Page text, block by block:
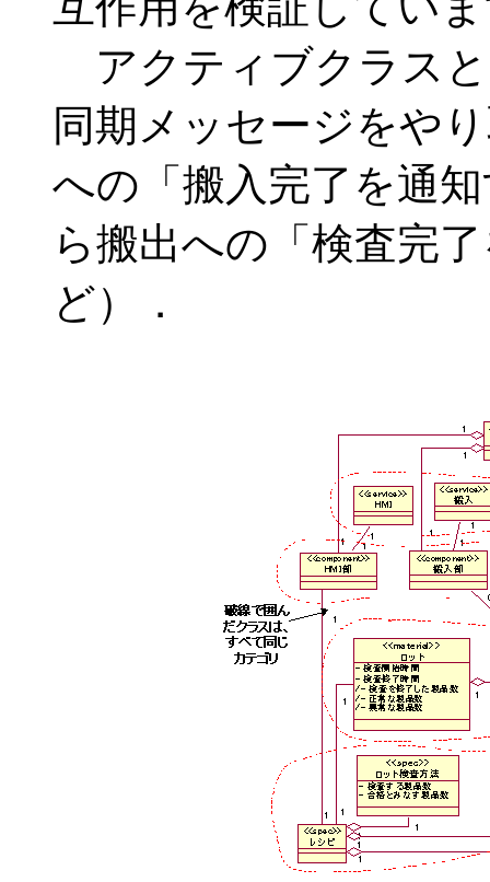
アクティブクラス
同期メッセージをや
への「搬入完了を通
ら搬出への「検査完
ど）．